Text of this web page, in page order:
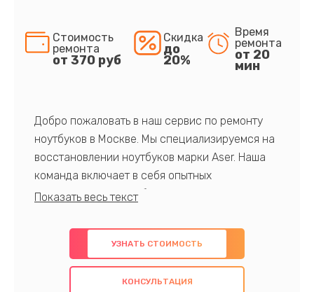
Стоимость
ремонта
от 370 руб
Скидка
до
20%
Время
ремонта
от 20
мин
Добро пожаловать в наш сервис по ремонту
ноутбуков в Москве. Мы специализируемся на
восстановлении ноутбуков марки Aser. Наша
команда включает в себя опытных
профессионалов с обширными знаниями и
предлагаем быстрый и качественный ремонт с
использованием оригинальных компонентов, а
также гарантируем качество всех
проведенных работ. Наша цель - предоставить
УЗНАТЬ СТОИМОСТЬ
КОНСУЛЬТАЦИЯ